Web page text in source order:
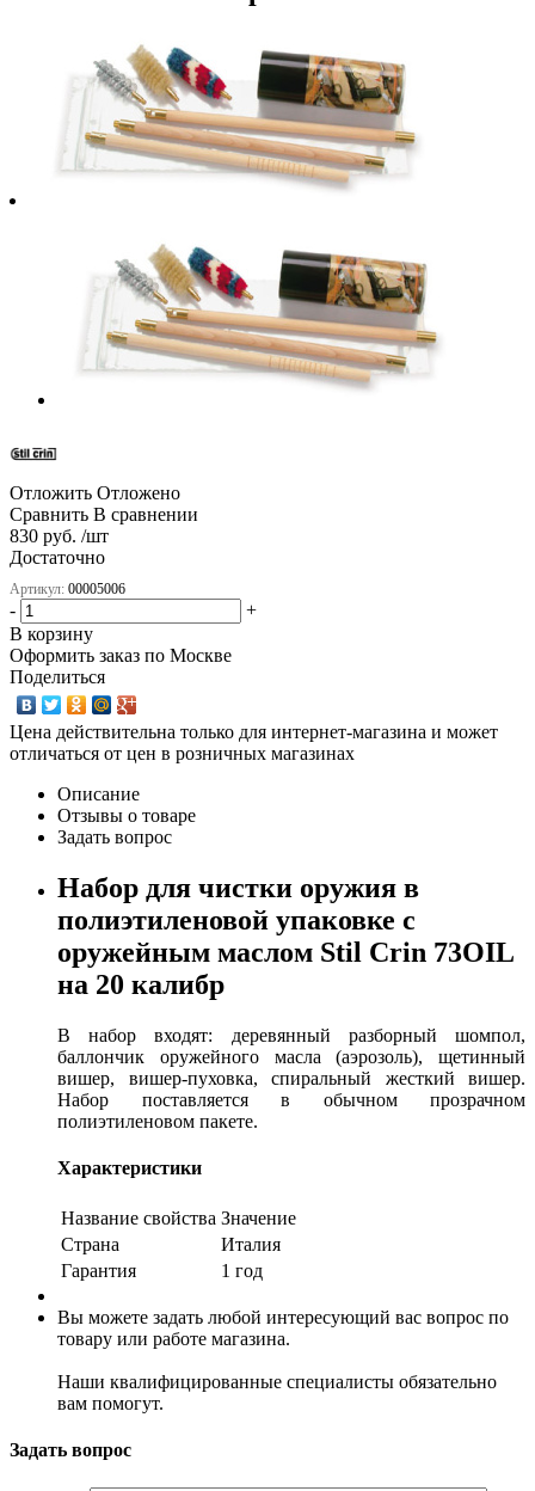
Отложить Отложено
Сравнить В сравнении
830 руб. /шт
Достаточно
Артикул: 00005006
-
+
В корзину
Оформить заказ по Москве
Поделиться
Цена действительна только для интернет-магазина и может
отличаться от цен в розничных магазинах
Описание
Отзывы о товаре
Задать вопрос
Набор для чистки оружия в
полиэтиленовой упаковке с
оружейным маслом Stil Crin 73OIL
на 20 калибр
В набор входят: деревянный разборный шомпол,
баллончик оружейного масла (аэрозоль), щетинный
вишер, вишер-пуховка, спиральный жесткий вишер.
Набор поставляется в обычном прозрачном
полиэтиленовом пакете.
Характеристики
Название свойства Значение
Страна
Италия
Гарантия
1 год
Вы можете задать любой интересующий вас вопрос по
товару или работе магазина.
Наши квалифицированные специалисты обязательно
вам помогут.
Задать вопрос